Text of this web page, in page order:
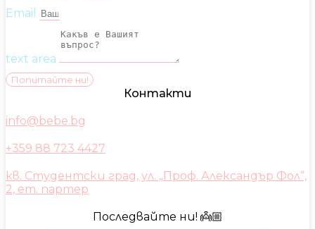
Email
text area
Попитайте ни!
Контакти
info@bebe.bg
+359 88 723 4427
кв. Студентски град, ул. „Проф. Александър Фол“,
2, ет. партер
Последвайте ни! 👼🏼